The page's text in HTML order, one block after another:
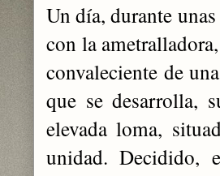
Un día, durante
con la
convaleciente de
que se desarrolla,
elevada loma,
unidad. Decidido,